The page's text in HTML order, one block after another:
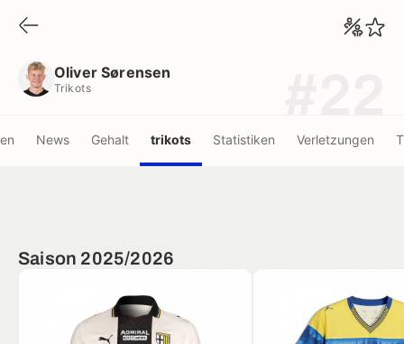
Oliver Sørensen
Trikots
News Gehalt trikots Statistiken Verletzungen
Saison 2025/2026